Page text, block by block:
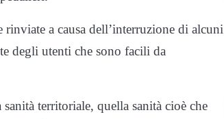
a causa dell’interruzione di alcuni
degli utenti che sono facili da
territoriale, quella sanità cioè che